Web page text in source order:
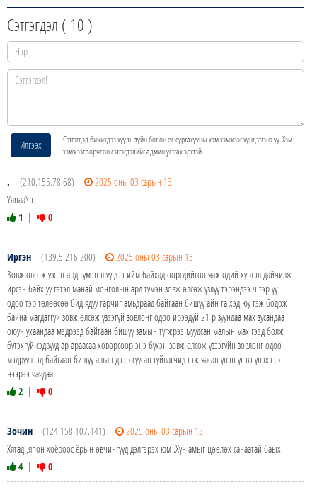
Сэтгэгдэл ( 10 )
Илгээх
Сэтгэгдэл бичихдээ хууль зүйн болон ёс суртахууны хэм хэмжээг хүндэтгэнэ үү. Хэм
хэмжээг зөрчсөн сэтгэгдэлийг админ устгах эрхтэй.
. (210.155.78.68)
2025 оны 03 сарын 13
Yanaa\n
1 | 0
Иргэн (139.5.216.200)
2025 оны 03 сарын 13
Зовж өлсөж үзсэн ард түмэн шүү дээ ийм байхад өөрсдийгөө яаж өдий хүртэл дайчилж
ирсэн байх уу гэтэл манай монголын ард түмэн зовж өлсөж үзлүү тэрэндээ ч тэр үү
одоо тэр төлөөсөө бид ядуу тарчиг амьдраад байгаан бишүү айн та хэд юу гэж бодож
байна магдаггүй зовж өлсөж үзээгүй зовлонг одоо ирээдүй 21 р зуундаа мах зусандаа
оюун ухаандаа мэдрээд байгаан бишүү замын түгжрээ муудсан малын мах гээд болж
бүтэхгүй сэдвүүд ар араасаа хөвөрсөөр энэ бүхэн зовж өлсөж үзээгүйн зовлонг одоо
мэдрүүлээд байгаан бишүү алтан дээр суусан гуйлагчид гэж яасан үнэн үг вэ үнэхээр
нээрээ яаядаа
2 | 0
Зочин (124.158.107.141)
2025 оны 03 сарын 13
Хятад ,япон хоёроос ёрын өвчингүүд дэлгэрэх юм .Хүн амыг цөөлөх санаатай баых.
4 | 0